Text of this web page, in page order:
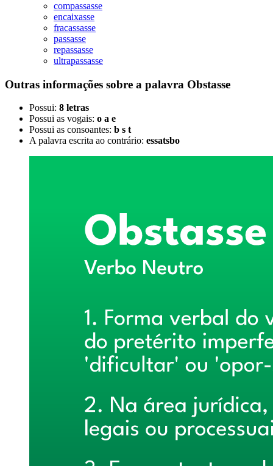
compassasse
encaixasse
fracassasse
passasse
repassasse
ultrapassasse
Outras informações sobre a palavra Obstasse
Possui: 8 letras
Possui as vogais: o a e
Possui as consoantes: b s t
A palavra escrita ao contrário: essatsbo